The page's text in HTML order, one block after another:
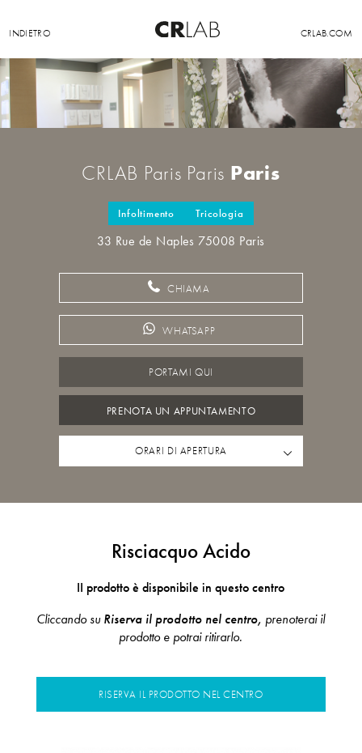
INDIETRO CRLAB.COM
CRLAB Paris Paris Paris
Infoltimento Tricologia
33 Rue de Naples 75008 Paris
CHIAMA
WHATSAPP
PORTAMI QUI
PRENOTA UN APPUNTAMENTO
ORARI DI APERTURA
Risciacquo Acido
II prodotto è disponibile in questo centro
Cliccando su Riserva il prodotto nel centro, prenoterai il
prodotto e potrai ritirarlo.
RISERVA IL PRODOTTO NEL CENTRO